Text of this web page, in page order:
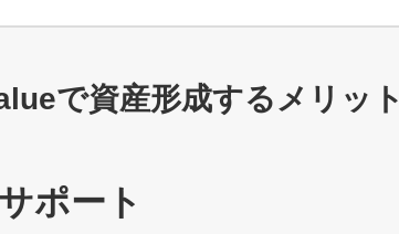
で資産形成するメリット
ポート